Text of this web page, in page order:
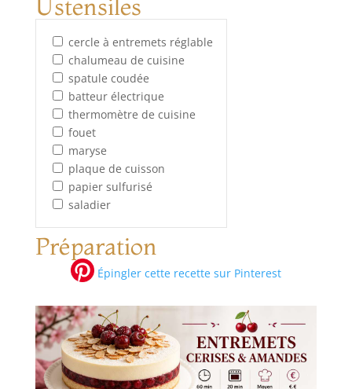
Ustensiles
cercle à entremets réglable
chalumeau de cuisine
spatule coudée
batteur électrique
thermomètre de cuisine
fouet
maryse
plaque de cuisson
papier sulfurisé
saladier
Préparation
Épingler cette recette sur Pinterest